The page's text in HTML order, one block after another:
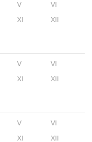
V
VI
XI XII
V
VI
XI XII
V
VI
XI XII